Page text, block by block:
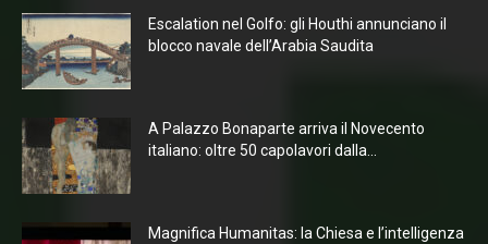
Escalation nel Golfo: gli Houthi annunciano il
blocco navale dell’Arabia Saudita
A Palazzo Bonaparte arriva il Novecento
italiano: oltre 50 capolavori dalla...
Magnifica Humanitas: la Chiesa e l’intelligenza